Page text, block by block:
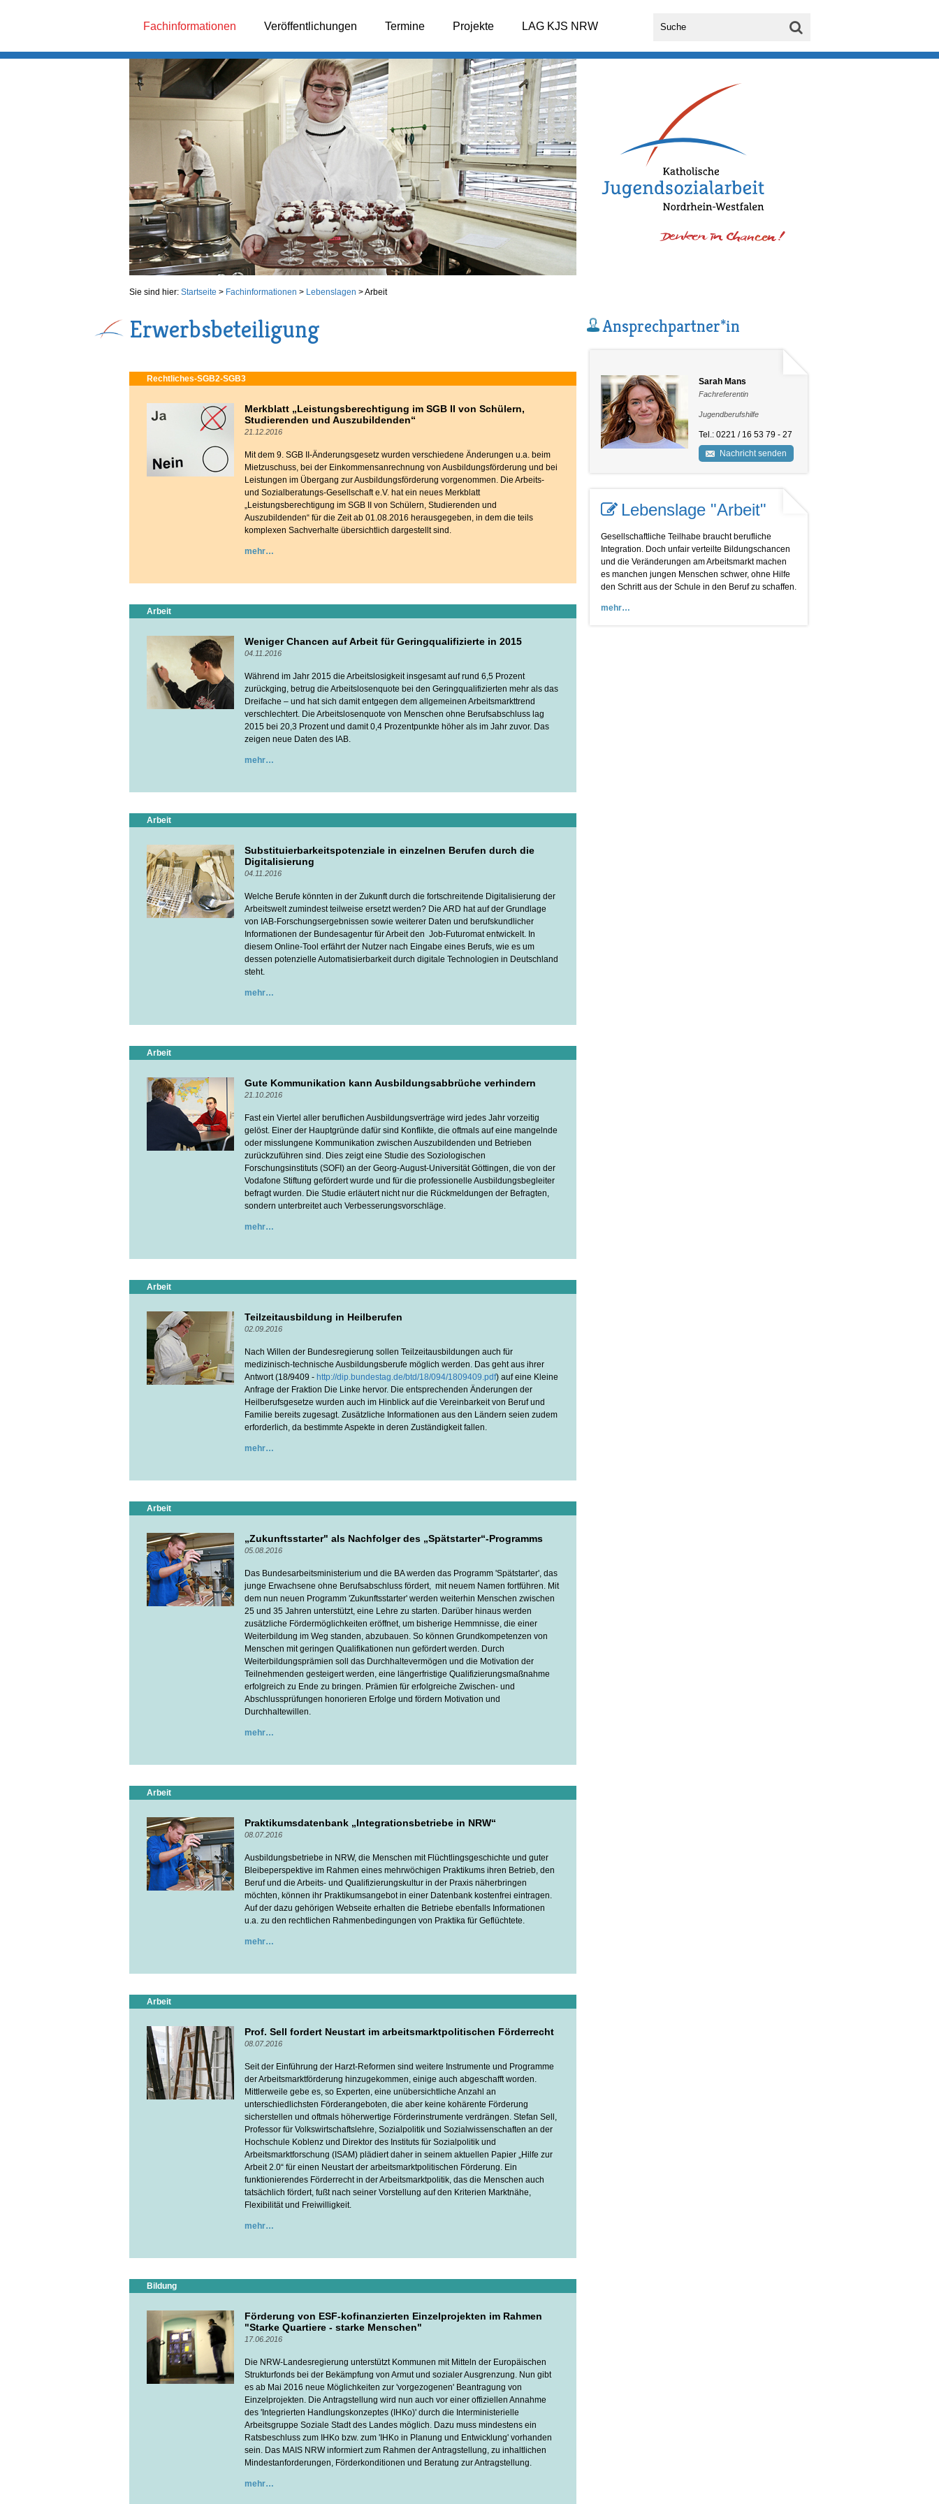
Fachinformationen Veröffentlichungen Termine Projekte LAG KJS NRW
Sie sind hier: Startseite > Fachinformationen > Lebenslagen >Arbeit
Erwerbsbeteiligung
Rechtliches-SGB2-SGB3
Merkblatt „Leistungsberechtigung im SGB II von Schülern,
Studierenden und Auszubildenden“
21.12.2016
Mit dem 9. SGB II-Änderungsgesetz wurden verschiedene Änderungen u.a. beim
Mietzuschuss, bei der Einkommensanrechnung von Ausbildungsförderung und bei
Leistungen im Übergang zur Ausbildungsförderung vorgenommen. Die Arbeits-
und Sozialberatungs-Gesellschaft e.V. hat ein neues Merkblatt
„Leistungsberechtigung im SGB II von Schülern, Studierenden und
Auszubildenden“ für die Zeit ab 01.08.2016 herausgegeben, in dem die teils
komplexen Sachverhalte übersichtlich dargestellt sind.
mehr
Arbeit
Weniger Chancen auf Arbeit für Geringqualifizierte in 2015
04.11.2016
Während im Jahr 2015 die Arbeitslosigkeit insgesamt auf rund 6,5 Prozent
zurückging, betrug die Arbeitslosenquote bei den Geringqualifizierten mehr als das
Dreifache – und hat sich damit entgegen dem allgemeinen Arbeitsmarkttrend
verschlechtert. Die Arbeitslosenquote von Menschen ohne Berufsabschluss lag
2015 bei 20,3 Prozent und damit 0,4 Prozentpunkte höher als im Jahr zuvor. Das
zeigen neue Daten des IAB.
mehr
Arbeit
Substituierbarkeitspotenziale in einzelnen Berufen durch die
Digitalisierung
04.11.2016
Welche Berufe könnten in der Zukunft durch die fortschreitende Digitalisierung der
Arbeitswelt zumindest teilweise ersetzt werden? Die ARD hat auf der Grundlage
von IAB-Forschungsergebnissen sowie weiterer Daten und berufskundlicher
Informationen der Bundesagentur für Arbeit den Job-Futuromat entwickelt. In
diesem Online-Tool erfährt der Nutzer nach Eingabe eines Berufs, wie es um
dessen potenzielle Automatisierbarkeit durch digitale Technologien in Deutschland
steht.
mehr
Arbeit
Gute Kommunikation kann Ausbildungsabbrüche verhindern
21.10.2016
Fast ein Viertel aller beruflichen Ausbildungsverträge wird jedes Jahr vorzeitig
gelöst. Einer der Hauptgründe dafür sind Konflikte, die oftmals auf eine mangelnde
oder misslungene Kommunikation zwischen Auszubildenden und Betrieben
zurückzuführen sind. Dies zeigt eine Studie des Soziologischen
Forschungsinstituts (SOFI) an der Georg-August-Universität Göttingen, die von der
Vodafone Stiftung gefördert wurde und für die professionelle Ausbildungsbegleiter
befragt wurden. Die Studie erläutert nicht nur die Rückmeldungen der Befragten,
sondern unterbreitet auch Verbesserungsvorschläge.
mehr
Arbeit
Teilzeitausbildung in Heilberufen
02.09.2016
Nach Willen der Bundesregierung sollen Teilzeitausbildungen auch für
medizinisch-technische Ausbildungsberufe möglich werden. Das geht aus ihrer
Antwort (18/9409 - http://dip.bundestag.de/btd/18/094/1809409.pdf) auf eine Kleine
Anfrage der Fraktion Die Linke hervor. Die entsprechenden Änderungen der
Heilberufsgesetze wurden auch im Hinblick auf die Vereinbarkeit von Beruf und
Familie bereits zugesagt. Zusätzliche Informationen aus den Ländern seien zudem
erforderlich, da bestimmte Aspekte in deren Zuständigkeit fallen.
mehr
Arbeit
„Zukunftsstarter" als Nachfolger des „Spätstarter“-Programms
05.08.2016
Das Bundesarbeitsministerium und die BA werden das Programm 'Spätstarter', das
junge Erwachsene ohne Berufsabschluss fördert, mit neuem Namen fortführen. Mit
dem nun neuen Programm 'Zukunftsstarter' werden weiterhin Menschen zwischen
25 und 35 Jahren unterstützt, eine Lehre zu starten. Darüber hinaus werden
zusätzliche Fördermöglichkeiten eröffnet, um bisherige Hemmnisse, die einer
Weiterbildung im Weg standen, abzubauen. So können Grundkompetenzen von
Menschen mit geringen Qualifikationen nun gefördert werden. Durch
Weiterbildungsprämien soll das Durchhaltevermögen und die Motivation der
Teilnehmenden gesteigert werden, eine längerfristige Qualifizierungsmaßnahme
erfolgreich zu Ende zu bringen. Prämien für erfolgreiche Zwischen- und
Abschlussprüfungen honorieren Erfolge und fördern Motivation und
Durchhaltewillen.
mehr
Arbeit
Praktikumsdatenbank „Integrationsbetriebe in NRW“
08.07.2016
Ausbildungsbetriebe in NRW, die Menschen mit Flüchtlingsgeschichte und guter
Bleibeperspektive im Rahmen eines mehrwöchigen Praktikums ihren Betrieb, den
Beruf und die Arbeits- und Qualifizierungskultur in der Praxis näherbringen
möchten, können ihr Praktikumsangebot in einer Datenbank kostenfrei eintragen.
Auf der dazu gehörigen Webseite erhalten die Betriebe ebenfalls Informationen
u.a. zu den rechtlichen Rahmenbedingungen von Praktika für Geflüchtete.
mehr
Arbeit
Prof. Sell fordert Neustart im arbeitsmarktpolitischen Förderrecht
08.07.2016
Seit der Einführung der Harzt-Reformen sind weitere Instrumente und Programme
der Arbeitsmarktförderung hinzugekommen, einige auch abgeschafft worden.
Mittlerweile gebe es, so Experten, eine unübersichtliche Anzahl an
unterschiedlichsten Förderangeboten, die aber keine kohärente Förderung
sicherstellen und oftmals höherwertige Förderinstrumente verdrängen. Stefan Sell,
Professor für Volkswirtschaftslehre, Sozialpolitik und Sozialwissenschaften an der
Hochschule Koblenz und Direktor des Instituts für Sozialpolitik und
Arbeitsmarktforschung (ISAM) plädiert daher in seinem aktuellen Papier „Hilfe zur
Arbeit 2.0“ für einen Neustart der arbeitsmarktpolitischen Förderung. Ein
funktionierendes Förderrecht in der Arbeitsmarktpolitik, das die Menschen auch
tatsächlich fördert, fußt nach seiner Vorstellung auf den Kriterien Marktnähe,
Flexibilität und Freiwilligkeit.
mehr
Bildung
Förderung von ESF-kofinanzierten Einzelprojekten im Rahmen
"Starke Quartiere - starke Menschen"
17.06.2016
Die NRW-Landesregierung unterstützt Kommunen mit Mitteln der Europäischen
Strukturfonds bei der Bekämpfung von Armut und sozialer Ausgrenzung. Nun gibt
es ab Mai 2016 neue Möglichkeiten zur 'vorgezogenen' Beantragung von
Einzelprojekten. Die Antragstellung wird nun auch vor einer offiziellen Annahme
des 'Integrierten Handlungskonzeptes (IHKo)' durch die Interministerielle
Arbeitsgruppe Soziale Stadt des Landes möglich. Dazu muss mindestens ein
Ratsbeschluss zum IHKo bzw. zum 'IHKo in Planung und Entwicklung' vorhanden
sein. Das MAIS NRW informiert zum Rahmen der Antragstellung, zu inhaltlichen
Mindestanforderungen, Förderkonditionen und Beratung zur Antragstellung.
mehr
Ansprechpartner*in
Sarah Mans
Fachreferentin
Jugendberufshilfe
Tel.: 0221 / 16 53 79 - 27
Nachricht senden
Lebenslage "Arbeit"
Gesellschaftliche Teilhabe braucht berufliche
Integration. Doch unfair verteilte Bildungschancen
und die Veränderungen am Arbeitsmarkt machen
es manchen jungen Menschen schwer, ohne Hilfe
den Schritt aus der Schule in den Beruf zu schaffen.
mehr